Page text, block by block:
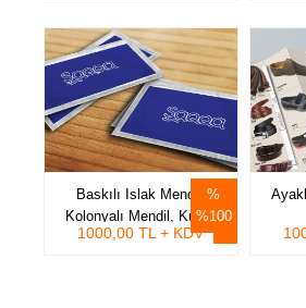
%100
Baskılı Islak Mendil,
Kolonyalı Mendil, Kuşe,
Metalize Triplex Mendil
1000,00 TL + KDV